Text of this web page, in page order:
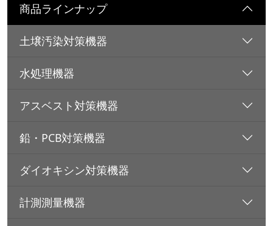
商品ラインナップ
土壌汚染対策機器
水処理機器
アスベスト対策機器
鉛・PCB対策機器
ダイオキシン対策機器
計測測量機器